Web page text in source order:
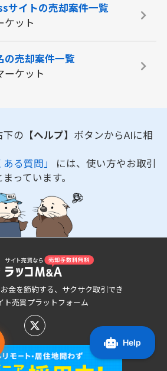
サイトの売却案件一覧
ケット
の売却案件一覧
ーケット
下の 【ヘルプ】 ボタンからAIに相
る質問」 には、使い方やお取引
っています。
金を節約する、サクサク取引でき
ト売買プラットフォーム